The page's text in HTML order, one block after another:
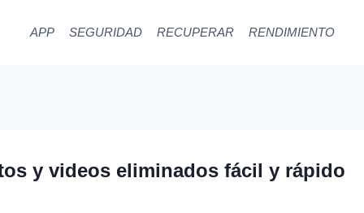
APP SEGURIDAD RECUPERAR RENDIMIENTO
y videos eliminados fácil y rápido